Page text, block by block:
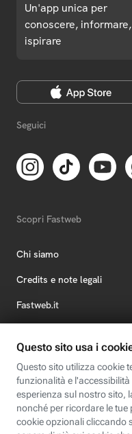
Un'app unica per
conoscere, informare,
ispirare
Seguici
Scopri Fastweb
Chi siamo
Credits e note legali
Fastweb.it
Fastweb Digital Academy
STEP FuturAbility District